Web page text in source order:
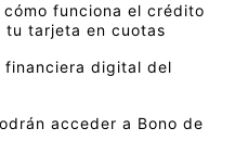
cómo funciona el crédito
tu tarjeta en cuotas
digital del
acceder a Bono de